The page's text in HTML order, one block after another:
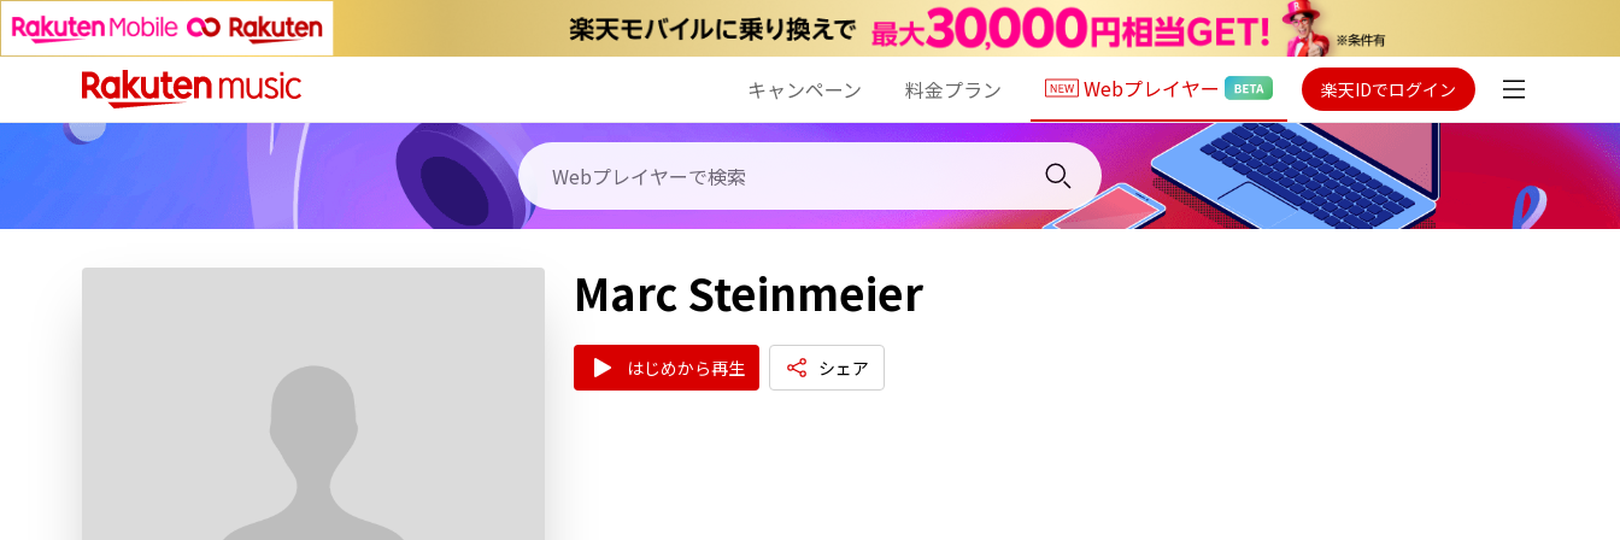
キャンペーン 料金プラン Webプレイヤー 楽天IDでログイン
Marc Steinmeier
はじめから再生 シェア